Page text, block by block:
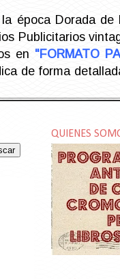
época Dorada de
Publicitarios
en "FORMATO
de forma
QUIENES